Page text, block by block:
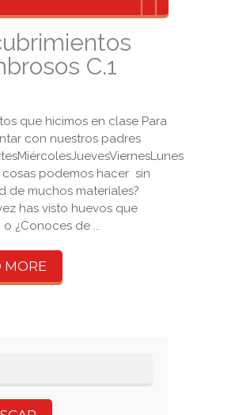
C.1
que hicimos en clase Para
con nuestros padres
cosas podemos hacer sin
de muchos materiales?
has visto huevos que
¿Conoces de ...
MORE